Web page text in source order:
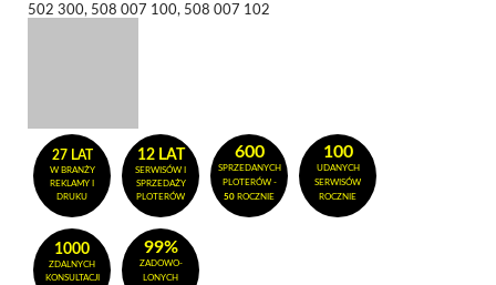
502 300, 508 007 100, 508 007 102
27 LAT
W BRANŻY
REKLAMY I
DRUKU
12 LAT
SERWISÓW I
SPRZEDAŻY
PLOTERÓW
600
SPRZEDANYCH
PLOTERÓW -
50 ROCZNIE
100
UDANYCH
SERWISÓW
ROCZNIE
1000
ZDALNYCH
KONSULTACJI
99%
ZADOWO-
LONYCH